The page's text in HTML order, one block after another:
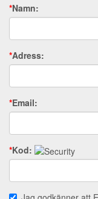
*Namn:
*Adress:
*Email:
*Kod: